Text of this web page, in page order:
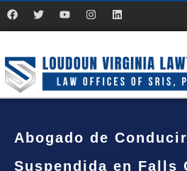
Abogado de
Suspendida en Falls